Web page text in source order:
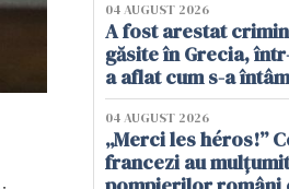
04 AUGUST 2026
A fost arestat
găsite în Grecia,
a aflat cum s-a
04 AUGUST 2026
„Merci les héros!”
francezi au mulțumit